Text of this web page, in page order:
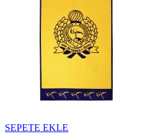
SEPETE EKLE